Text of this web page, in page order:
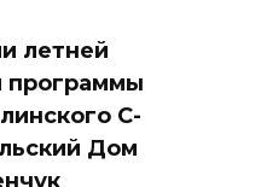
летней
программы
С-
Дом